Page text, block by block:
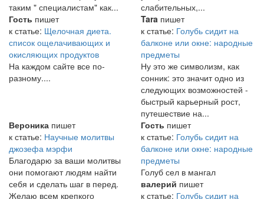
таким " специалистам" как...
слабительных,...
Гость пишет
к статье: Щелочная диета.
список ощелачивающих и
окисляющих продуктов
На каждом сайте все по-
разному....
Tara пишет
к статье: Голубь сидит на
балконе или окне: народные
предметы
Ну это же символизм, как
сонник: это значит одно из
следующих возможностей -
быстрый карьерный рост,
путешествие на...
Вероника пишет
к статье: Научные молитвы
джозефа мэрфи
Благодарю за ваши молитвы
они помогают людям найти
себя и сделать шаг в перед.
Желаю всем крепкого
Гость пишет
к статье: Голубь сидит на
балконе или окне: народные
предметы
Голуб сел в мангал
валерий пишет
к статье: Голубь сидит на